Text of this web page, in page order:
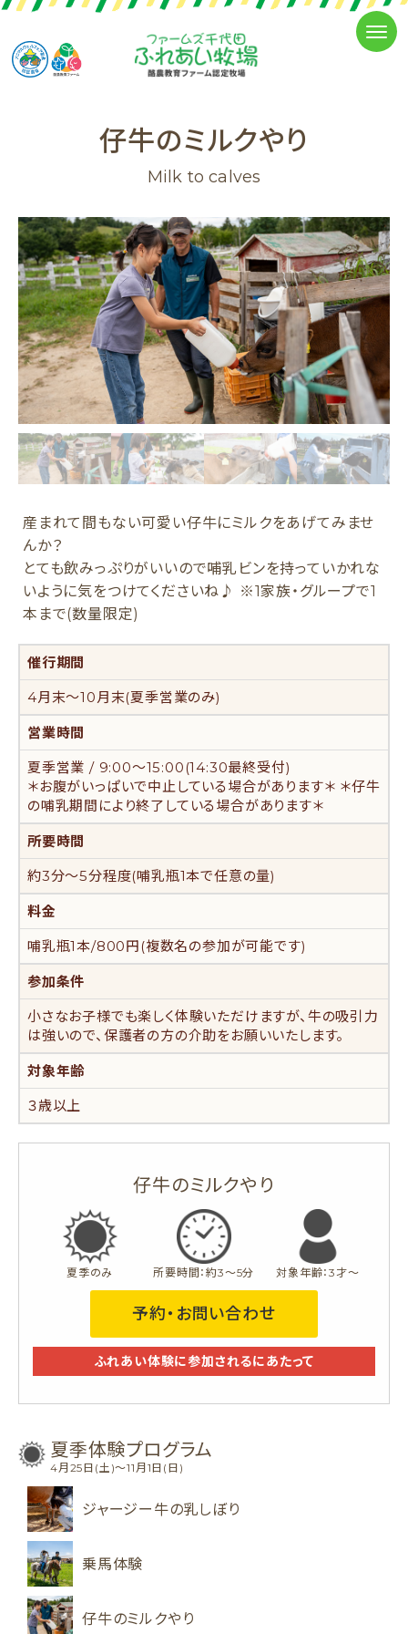
仔牛のミルクやり
Milk to calves
産まれて間もない可愛い仔牛にミルクをあげてみませ
んか？
とても飲みっぷりがいいので哺乳ビンを持っていかれな
いように気をつけてくださいね♪ ※1家族・グループで1
本まで(数量限定)
催行期間
4月末〜10月末(夏季営業のみ)
営業時間
夏季営業 / 9:00〜15:00(14:30最終受付)
＊お腹がいっぱいで中止している場合があります＊ ＊仔牛
の哺乳期間により終了している場合があります＊
所要時間
約3分～5分程度(哺乳瓶1本で任意の量)
料金
哺乳瓶1本/800円(複数名の参加が可能です)
参加条件
小さなお子様でも楽しく体験いただけますが、牛の吸引力
は強いので、保護者の方の介助をお願いいたします。
対象年齢
３歳以上
仔牛のミルクやり
夏季のみ 所要時間：約3〜5分 対象年齢：3才〜
予約・お問い合わせ
ふれあい体験に参加されるにあたって
夏季体験プログラム
4月25日(土)～11月1日(日)
ジャージー牛の乳しぼり
乗馬体験
仔牛のミルクやり